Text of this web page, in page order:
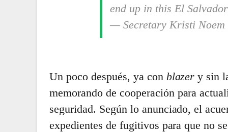
end up in this El
— Secretary Kristi Noem
Un poco después, ya con blazer y sin
memorando de cooperación para
seguridad. Según lo anunciado, el
expedientes de fugitivos para que no